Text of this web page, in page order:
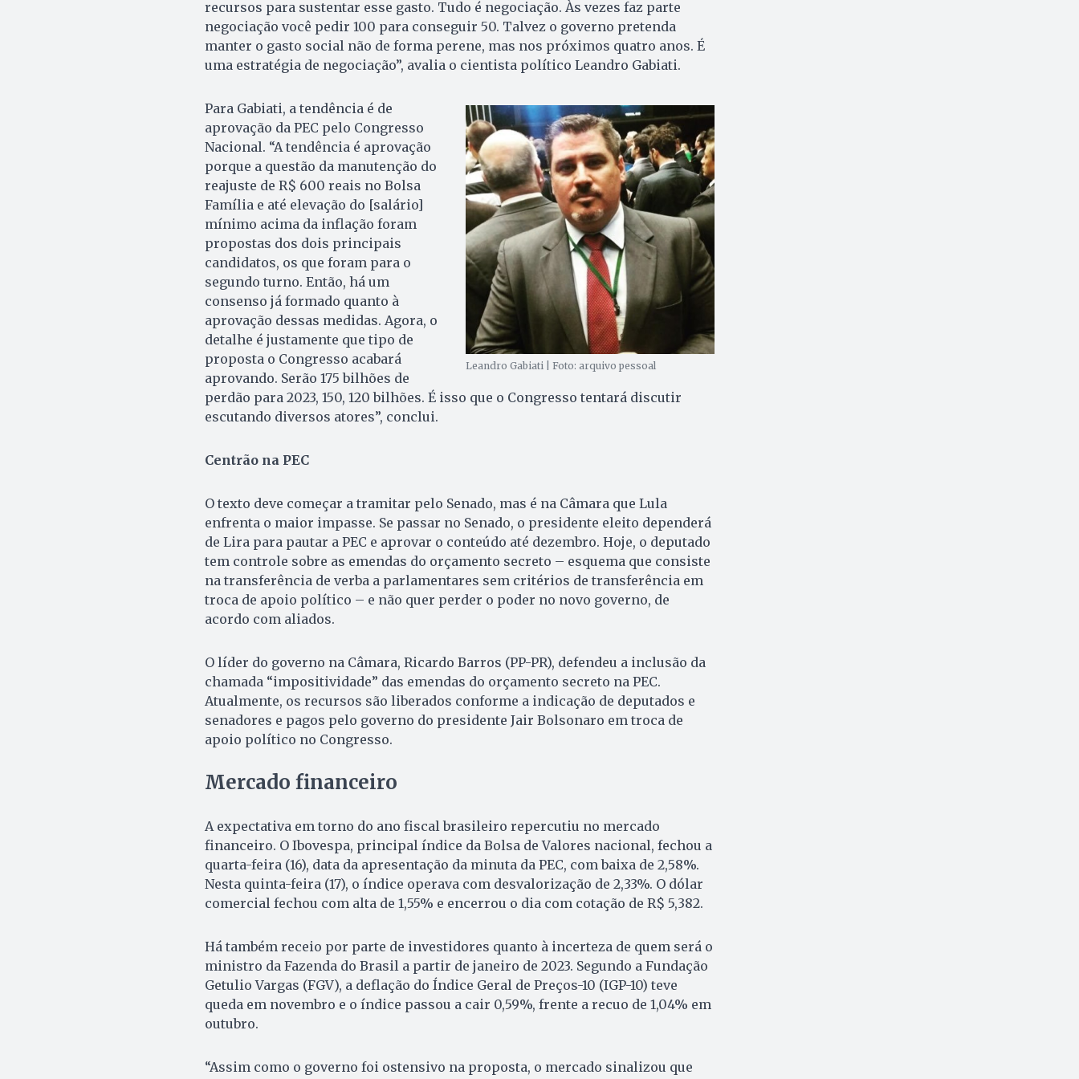
recursos para sustentar esse gasto. Tudo é negociação. Às vezes faz parte
negociação você pedir 100 para conseguir 50. Talvez o governo pretenda
manter o gasto social não de forma perene, mas nos próximos quatro anos. É
uma estratégia de negociação”, avalia o cientista político Leandro Gabiati.
Leandro Gabiati | Foto: arquivo pessoal
Para Gabiati, a tendência é de
aprovação da PEC pelo Congresso
Nacional. “A tendência é aprovação
porque a questão da manutenção do
reajuste de R$ 600 reais no Bolsa
Família e até elevação do [salário]
mínimo acima da inflação foram
propostas dos dois principais
candidatos, os que foram para o
segundo turno. Então, há um
consenso já formado quanto à
aprovação dessas medidas. Agora, o
detalhe é justamente que tipo de
proposta o Congresso acabará
aprovando. Serão 175 bilhões de
perdão para 2023, 150, 120 bilhões. É isso que o Congresso tentará discutir
escutando diversos atores”, conclui.
Centrão na PEC
O texto deve começar a tramitar pelo Senado, mas é na Câmara que Lula
enfrenta o maior impasse. Se passar no Senado, o presidente eleito dependerá
de Lira para pautar a PEC e aprovar o conteúdo até dezembro. Hoje, o deputado
tem controle sobre as emendas do orçamento secreto – esquema que consiste
na transferência de verba a parlamentares sem critérios de transferência em
troca de apoio político – e não quer perder o poder no novo governo, de
acordo com aliados.
O líder do governo na Câmara, Ricardo Barros (PP-PR), defendeu a inclusão da
chamada “impositividade” das emendas do orçamento secreto na PEC.
Atualmente, os recursos são liberados conforme a indicação de deputados e
senadores e pagos pelo governo do presidente Jair Bolsonaro em troca de
apoio político no Congresso.
Mercado financeiro
A expectativa em torno do ano fiscal brasileiro repercutiu no mercado
financeiro. O Ibovespa, principal índice da Bolsa de Valores nacional, fechou a
quarta-feira (16), data da apresentação da minuta da PEC, com baixa de 2,58%.
Nesta quinta-feira (17), o índice operava com desvalorização de 2,33%. O dólar
comercial fechou com alta de 1,55% e encerrou o dia com cotação de R$ 5,382.
Há também receio por parte de investidores quanto à incerteza de quem será o
ministro da Fazenda do Brasil a partir de janeiro de 2023. Segundo a Fundação
Getulio Vargas (FGV), a deflação do Índice Geral de Preços-10 (IGP-10) teve
queda em novembro e o índice passou a cair 0,59%, frente a recuo de 1,04% em
outubro.
“Assim como o governo foi ostensivo na proposta, o mercado sinalizou que